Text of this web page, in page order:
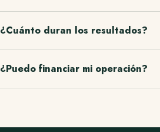
¿Cuánto duran los resultados?
¿Puedo financiar mi operación?